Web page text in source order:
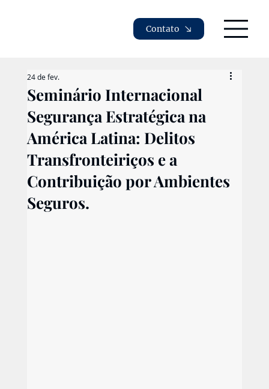
Contato
Seminário Internacional
Segurança Estratégica na
América Latina: Delitos
Transfronteiriços e a
Contribuição por Ambientes
Seguros.
24 de fev.